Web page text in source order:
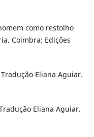
como restolho
Coimbra: Edições
Eliana Aguiar.
Eliana Aguiar.